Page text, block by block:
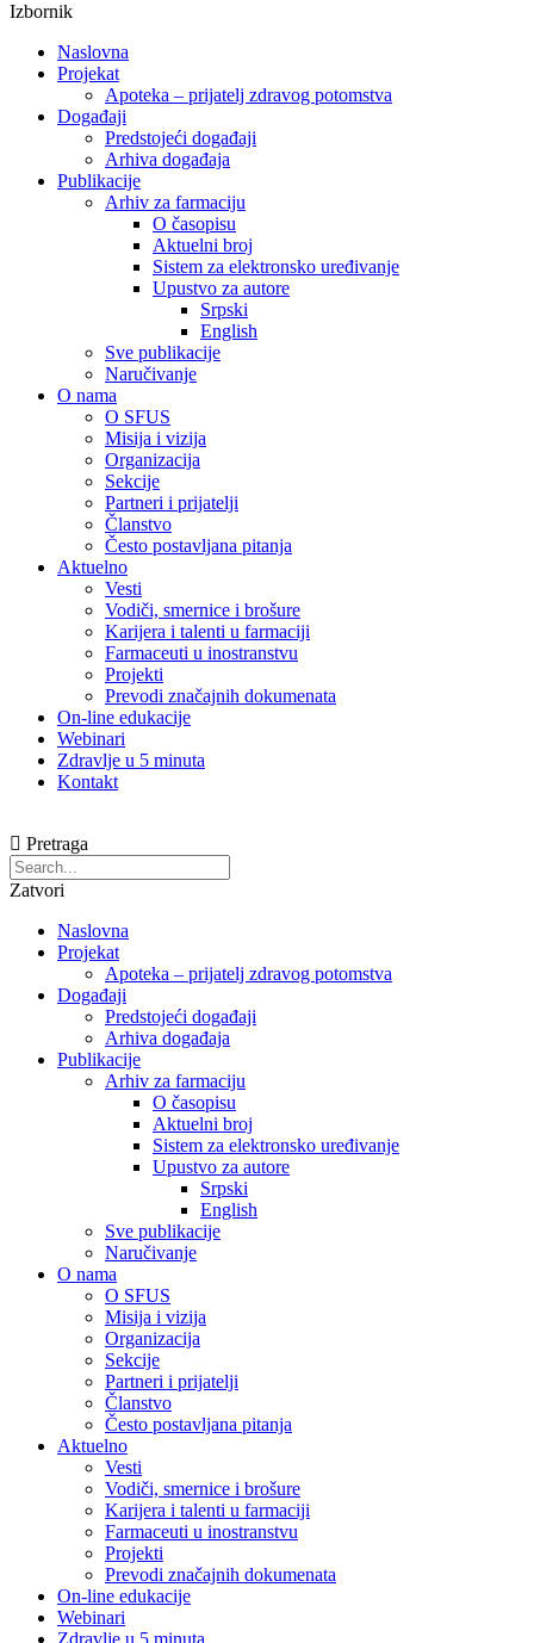
Izbornik
Naslovna
Projekat
Apoteka – prijatelj zdravog potomstva
Događaji
Predstojeći događaji
Arhiva događaja
Publikacije
Arhiv za farmaciju
O časopisu
Aktuelni broj
Sistem za elektronsko uređivanje
Upustvo za autore
Srpski
English
Sve publikacije
Naručivanje
O nama
O SFUS
Misija i vizija
Organizacija
Sekcije
Partneri i prijatelji
Članstvo
Često postavljana pitanja
Aktuelno
Vesti
Vodiči, smernice i brošure
Karijera i talenti u farmaciji
Farmaceuti u inostranstvu
Projekti
Prevodi značajnih dokumenata
On-line edukacije
Webinari
Zdravlje u 5 minuta
Kontakt
Pretraga
Zatvori
Naslovna
Projekat
Apoteka – prijatelj zdravog potomstva
Događaji
Predstojeći događaji
Arhiva događaja
Publikacije
Arhiv za farmaciju
O časopisu
Aktuelni broj
Sistem za elektronsko uređivanje
Upustvo za autore
Srpski
English
Sve publikacije
Naručivanje
O nama
O SFUS
Misija i vizija
Organizacija
Sekcije
Partneri i prijatelji
Članstvo
Često postavljana pitanja
Aktuelno
Vesti
Vodiči, smernice i brošure
Karijera i talenti u farmaciji
Farmaceuti u inostranstvu
Projekti
Prevodi značajnih dokumenata
On-line edukacije
Webinari
Zdravlje u 5 minuta